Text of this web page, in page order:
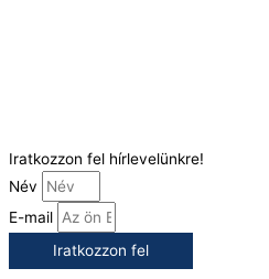
Iratkozzon fel hírlevelünkre!
Név
E-mail
Iratkozzon fel